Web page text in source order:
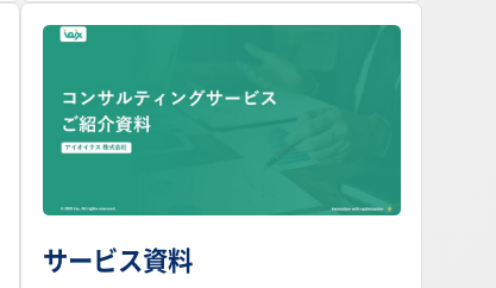
サービス資料